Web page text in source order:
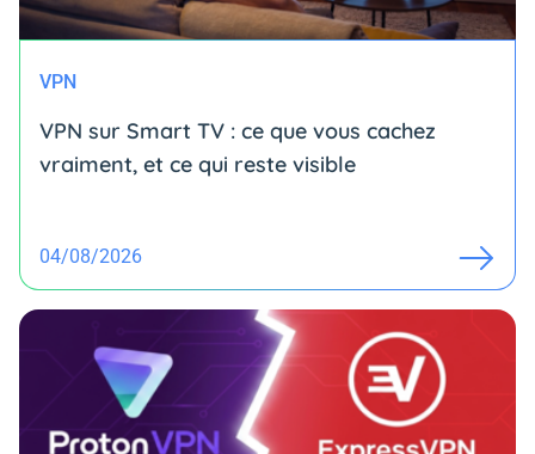
VPN
VPN sur Smart TV : ce que vous cachez
vraiment, et ce qui reste visible
04/08/2026